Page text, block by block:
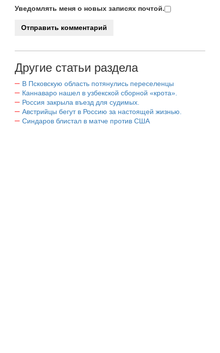
Уведомлять меня о новых записях почтой.
Другие статьи раздела
В Псковскую область потянулись переселенцы
Каннаваро нашел в узбекской сборной «крота».
Россия закрыла въезд для судимых.
Австрийцы бегут в Россию за настоящей жизнью.
Синдаров блистал в матче против США